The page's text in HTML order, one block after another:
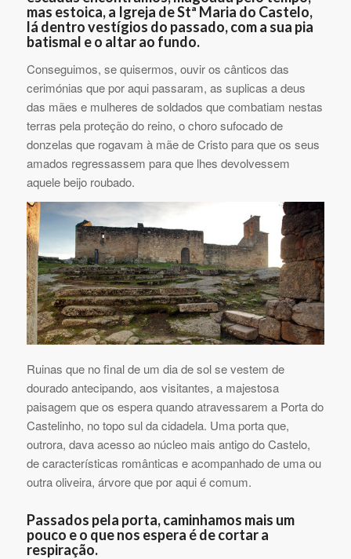
mas estoica, a Igreja de Stª Maria do Castelo,
lá dentro vestígios do passado, com a sua pia
batismal e o altar ao fundo.
Conseguimos, se quisermos, ouvir os cânticos das
cerimónias que por aqui passaram, as suplicas a deus
das mães e mulheres de soldados que combatiam nestas
terras pela proteção do reino, o choro sufocado de
donzelas que rogavam à mãe de Cristo para que os seus
amados regressassem para que lhes devolvessem
aquele beijo roubado.
Ruinas que no final de um dia de sol se vestem de
dourado antecipando, aos visitantes, a majestosa
paisagem que os espera quando atravessarem a Porta do
Castelinho, no topo sul da cidadela. Uma porta que,
outrora, dava acesso ao núcleo mais antigo do Castelo,
de características românticas e acompanhado de uma ou
outra oliveira, árvore que por aqui é comum.
Passados pela porta, caminhamos mais um
pouco e o que nos espera é de cortar a
respiração.